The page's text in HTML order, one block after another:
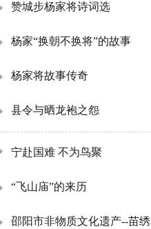
赞城步杨家将诗词选
杨家“换朝不换将”的故事
杨家将故事传奇
县令与晒龙袍之怨
宁赴国难 不为鸟聚
“飞山庙”的来历
邵阳市非物质文化遗产--苗绣